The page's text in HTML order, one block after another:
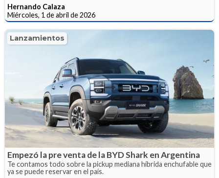
Hernando Calaza
Miércoles, 1 de abril de 2026
Lanzamientos
Empezó la pre venta de la BYD Shark en Argentina
Te contamos todo sobre la pickup mediana híbrida enchufable que
ya se puede reservar en el país.